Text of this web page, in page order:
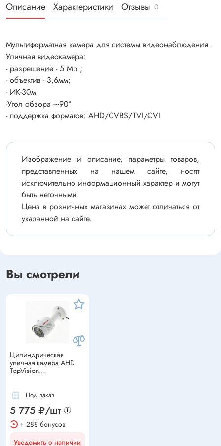
Описание Характеристики Отзывы 0
Мультиформатная камера для системы видеонаблюдения .
Уличная видеокамера:
- разрешение - 5 Mp ;
- объектив - 3,6мм;
- ИК-30м
-Угол обзора -~90°
- поддержка форматов: AHD/CVBS/TVI/CVI
Изображение и описание, параметры товаров,
представленных на нашем сайте, носят
исключительно информационный характер и могут
быть неточными.
Цена в розничных магазинах может отличаться от
указанной на сайте.
Вы смотрели
Цилиндрическая
уличная камера AHD
TopVision
30м
Под заказ
5 775 ₽/шт
+ 288 бонусов
Уведомить о наличии